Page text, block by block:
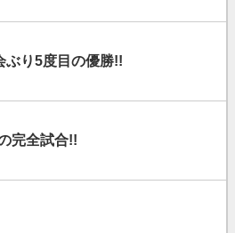
ぶり5度目の優勝!!
完全試合!!